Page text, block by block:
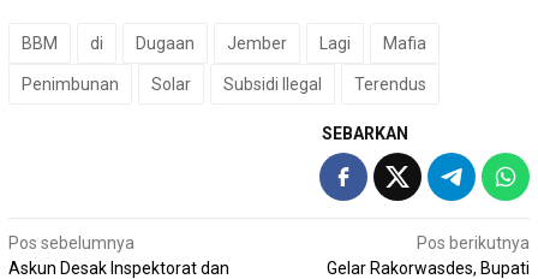
BBM di Dugaan Jember Lagi Mafia
Penimbunan Solar Subsidi Ilegal Terendus
SEBARKAN
Navigasi
Pos sebelumnya
Askun Desak Inspektorat dan
Pos berikutnya
Gelar Rakorwasdes, Bupati